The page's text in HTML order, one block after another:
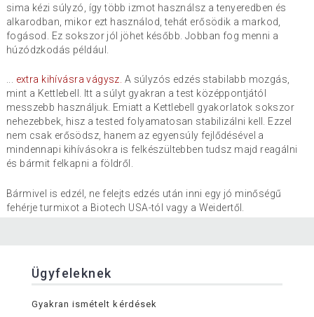
sima kézi súlyzó, így több izmot használsz a tenyeredben és
alkarodban, mikor ezt használod, tehát erősödik a markod,
fogásod. Ez sokszor jól jöhet később. Jobban fog menni a
húzódzkodás például.
... extra kihívásra vágysz. A súlyzós edzés stabilabb mozgás,
mint a Kettlebell. Itt a súlyt gyakran a test középpontjától
messzebb használjuk. Emiatt a Kettlebell gyakorlatok sokszor
nehezebbek, hisz a tested folyamatosan stabilizálni kell. Ezzel
nem csak erősödsz, hanem az egyensúly fejlődésével a
mindennapi kihívásokra is felkészültebben tudsz majd reagálni
és bármit felkapni a földről.
Bármivel is edzél, ne felejts edzés után inni egy jó minőségű
fehérje turmixot a Biotech USA-tól vagy a Weidertől.
Ügyfeleknek
Gyakran ismételt kérdések